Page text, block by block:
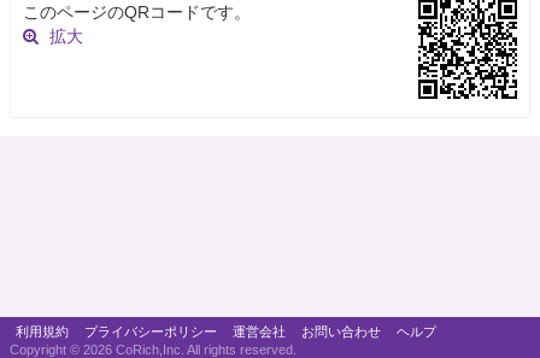
このページのQRコードです。
拡大
利用規約 プライバシーポリシー 運営会社 お問い合わせ
ヘルプ
Copyright © 2026 CoRich,Inc. All rights reserved.